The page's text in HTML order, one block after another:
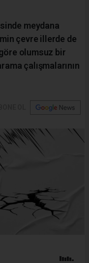
meydana
çevre illerde de
olumsuz bir
çalışmalarının